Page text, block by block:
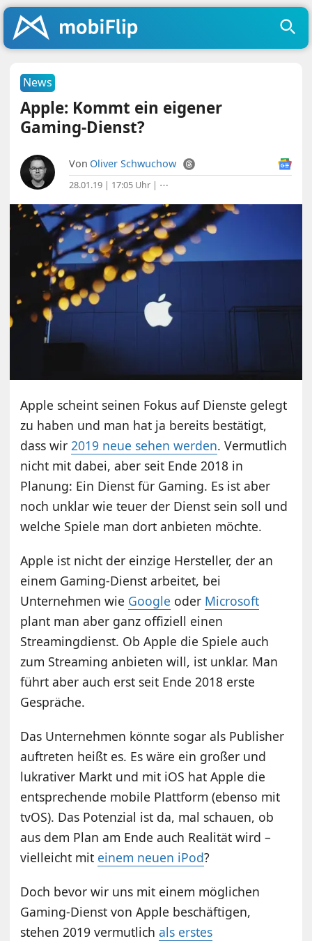
News
Apple: Kommt ein eigener
Gaming-Dienst?
Von Oliver Schwuchow
28.01.19 | 17:05 Uhr | ⋯
Apple scheint seinen Fokus auf Dienste gelegt
zu haben und man hat ja bereits bestätigt,
dass wir 2019 neue sehen werden. Vermutlich
nicht mit dabei, aber seit Ende 2018 in
Planung: Ein Dienst für Gaming. Es ist aber
noch unklar wie teuer der Dienst sein soll und
welche Spiele man dort anbieten möchte.
Apple ist nicht der einzige Hersteller, der an
einem Gaming-Dienst arbeitet, bei
Unternehmen wie Google oder Microsoft
plant man aber ganz offiziell einen
Streamingdienst. Ob Apple die Spiele auch
zum Streaming anbieten will, ist unklar. Man
führt aber auch erst seit Ende 2018 erste
Gespräche.
Das Unternehmen könnte sogar als Publisher
auftreten heißt es. Es wäre ein großer und
lukrativer Markt und mit iOS hat Apple die
entsprechende mobile Plattform (ebenso mit
tvOS). Das Potenzial ist da, mal schauen, ob
aus dem Plan am Ende auch Realität wird –
vielleicht mit einem neuen iPod?
Doch bevor wir uns mit einem möglichen
Gaming-Dienst von Apple beschäftigen,
stehen 2019 vermutlichals erstes